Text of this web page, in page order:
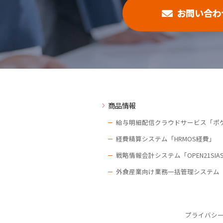
お問い合
商品情報
給与明細配信クラウドサービス「ポ
経費精算システム「HRMOS経費」
戦略情報会計システム「
外食産業向け業務一括管理システム
プライバシ